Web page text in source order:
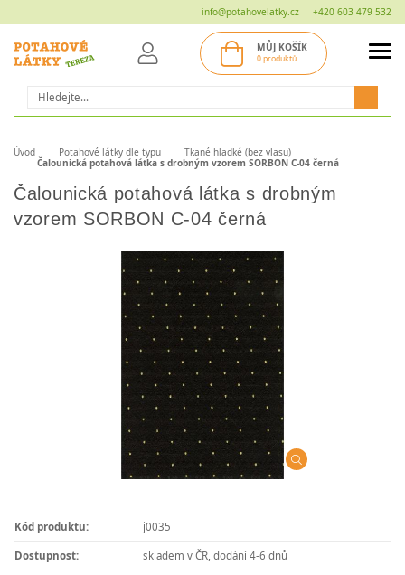
info@potahovelatky.cz +420 603 479 532
Hledat
MŮJ KOŠÍK
0 produktů
Úvod Potahové látky dle typu
Tkané hladké (bez vlasu)
Čalounická potahová látka s drobným vzorem SORBON C-04 černá
Čalounická potahová látka s drobným
vzorem SORBON C-04 černá
Kód produktu: j0035
Dostupnost: skladem v ČR, dodání 4-6 dnů